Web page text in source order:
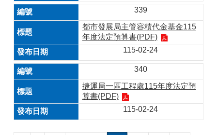
339
都市發展局主管容積代金基金115
年度法定預算書(PDF)
115-02-24
340
捷運局一區工程處115年度法定預
算書(PDF)
115-02-24